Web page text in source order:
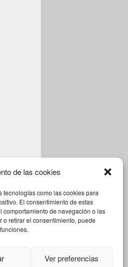
de las cookies
tecnologías como las cookies para
El consentimiento de estas
comportamiento de navegación o las
retirar el consentimiento, puede
Ver preferencias